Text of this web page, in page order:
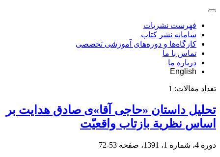
فهرست نشریات
سامانه نشر کتاب
کارگاه‌ها و دوره‌های آموزشی تخصصی
تماس با ما
درباره ما
English
تعداد مقالات: 1
تحلیل داستان «حاجی آقا»ی صادق هدایت بر
اساس نظریة بازتاب واقعیّت
دوره 4، شماره 1، 1391، صفحه 53-72